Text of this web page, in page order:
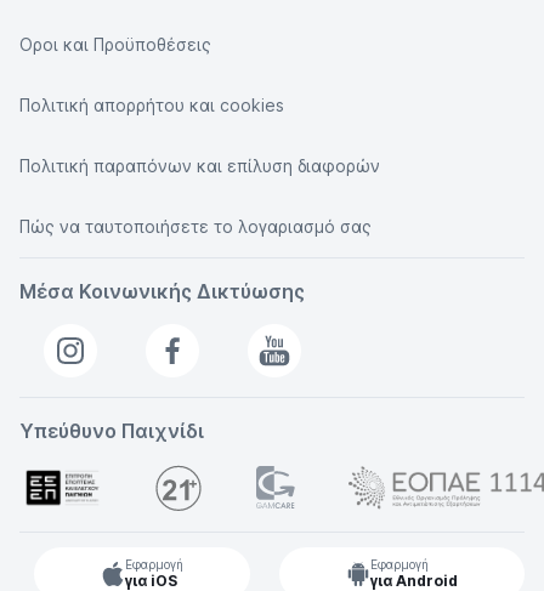
Οροι και Προϋποθέσεις
Πολιτική απορρήτου και cookies
Πολιτική παραπόνων και επίλυση διαφορών
Πώς να ταυτοποιήσετε το λογαριασμό σας
Μέσα Κοινωνικής Δικτύωσης
Υπεύθυνο Παιχνίδι
Εφαρμογή
για iOS
Εφαρμογή
για Android